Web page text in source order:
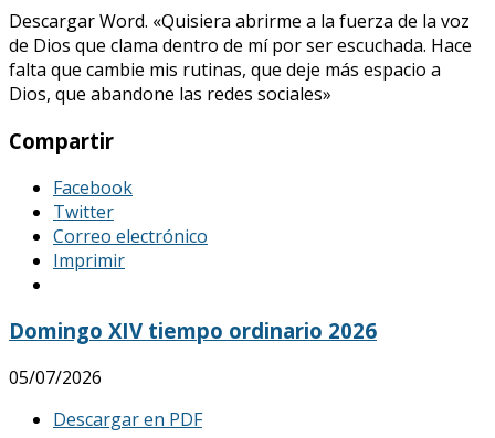
Descargar Word. «Quisiera abrirme a la fuerza de la voz
de Dios que clama dentro de mí por ser escuchada. Hace
falta que cambie mis rutinas, que deje más espacio a
Dios, que abandone las redes sociales»
Compartir
Facebook
Twitter
Correo electrónico
Imprimir
Domingo XIV tiempo ordinario 2026
05/07/2026
Descargar en PDF